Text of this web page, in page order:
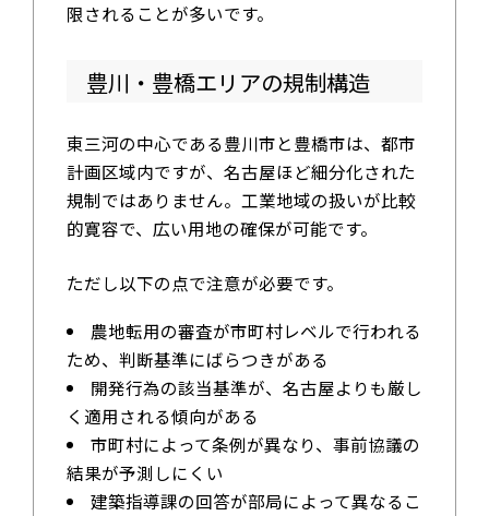
限されることが多いです。
豊川・豊橋エリアの規制構造
東三河の中心である豊川市と豊橋市は、都市
計画区域内ですが、名古屋ほど細分化された
規制ではありません。工業地域の扱いが比較
的寛容で、広い用地の確保が可能です。
ただし以下の点で注意が必要です。
農地転用の審査が市町村レベルで行われる
ため、判断基準にばらつきがある
開発行為の該当基準が、名古屋よりも厳し
く適用される傾向がある
市町村によって条例が異なり、事前協議の
結果が予測しにくい
建築指導課の回答が部局によって異なるこ